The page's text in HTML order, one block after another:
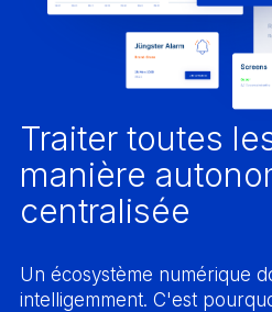
Traiter toutes
manière
centralisée
Un écosystème numérique
intelligemment. C'est